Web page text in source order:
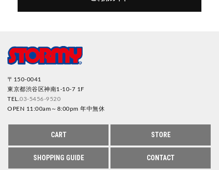
〒150-0041
東京都渋谷区神南1-10-7 1F
TEL. 03-5456-9520
OPEN 11:00am～8:00pm 年中無休
CART STORE
SHOPPING GUIDE CONTACT